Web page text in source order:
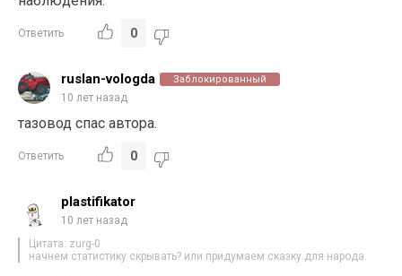
Ответить 0
ruslan-vologda Заблокированный
10 лет назад
тазовод спас автора.
Ответить 0
plastifikator
10 лет назад
Цитата: zurg-0
начнем статистику скрывать? или придумаем сказку для народа.